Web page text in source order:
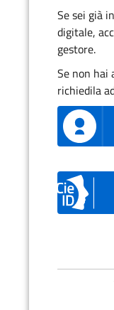
Se sei già
digitale,
gestore.
Se non hai
richiedila